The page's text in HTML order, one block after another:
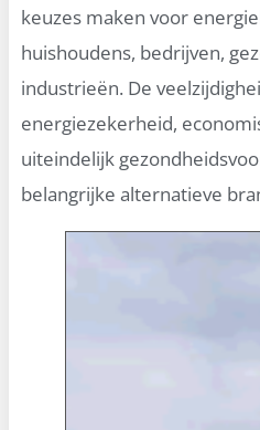
keuzes maken voor
huishoudens, bedrijven,
industrieën. De
energiezekerheid,
uiteindelijk
belangrijke alternatieve